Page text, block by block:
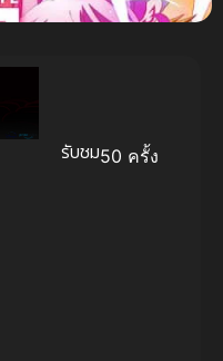
รับชม50 ครั้ง